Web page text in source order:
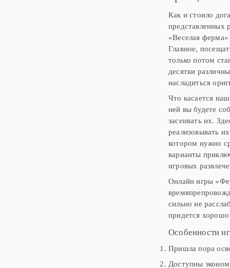
Как и стоило
представленных
«Веселая
Главное,
только потом
десятки
насладиться
Что касается
ней вы будете
засеивать их.
реализовывать
котором нужно
варианты
игровых
Онлайн игры
сильно не
придется
Особенности
Пришла пора
Доступны